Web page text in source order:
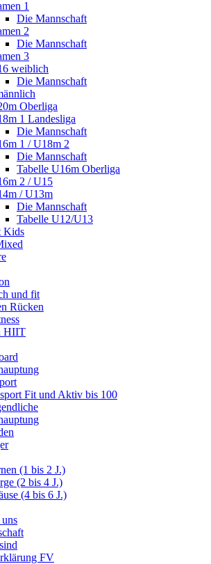
1
Die Mannschaft
2
Die Mannschaft
3
weiblich
Die Mannschaft
Oberliga
1 Landesliga
Die Mannschaft
1 / U18m 2
Die Mannschaft
Tabelle U16m Oberliga
2 / U15
/ U13m
Die Mannschaft
Tabelle U12/U13
Kids
und fit
Rücken
HIIT
Fit und Aktiv bis 100
(1 bis 2 J.)
(2 bis 4 J.)
(4 bis 6 J.)
FV